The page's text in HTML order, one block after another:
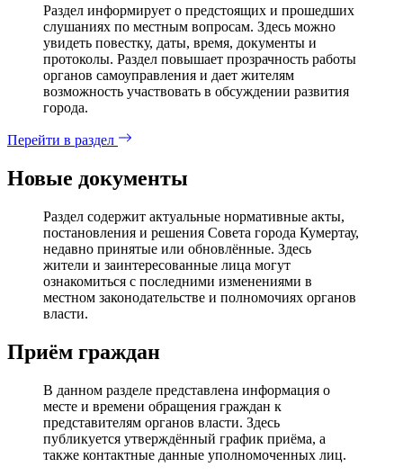
Раздел информирует о предстоящих и прошедших
слушаниях по местным вопросам. Здесь можно
увидеть повестку, даты, время, документы и
протоколы. Раздел повышает прозрачность работы
органов самоуправления и дает жителям
возможность участвовать в обсуждении развития
города.
Перейти в раздел
Новые документы
Раздел содержит актуальные нормативные акты,
постановления и решения Совета города Кумертау,
недавно принятые или обновлённые. Здесь
жители и заинтересованные лица могут
ознакомиться с последними изменениями в
местном законодательстве и полномочиях органов
власти.
Приём граждан
В данном разделе представлена информация о
месте и времени обращения граждан к
представителям органов власти. Здесь
публикуется утверждённый график приёма, а
также контактные данные уполномоченных лиц.